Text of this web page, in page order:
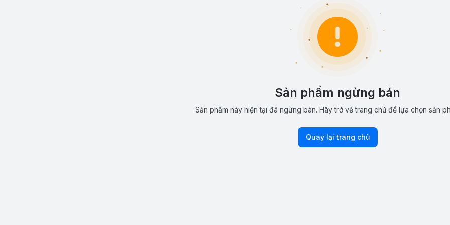
Sản phẩm ngừng bán
Sản phẩm này hiện tại đã ngừng bán. Hãy trở về trang chủ để lựa chọn sản
Quay lại trang chủ